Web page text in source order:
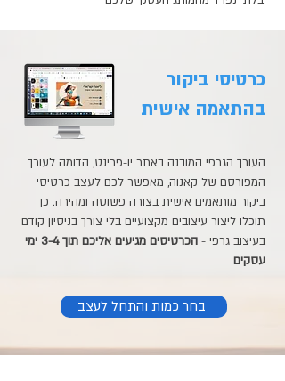
כרטיסי ביקור
בהתאמה אישית
העורך הגרפי המובנה באתר יו-פרינט, הדומה לעורך
המפורסם של קאנוה, מאפשר לכם לעצב כרטיסי
ביקור מותאמים אישית בצורה פשוטה ומהירה. כך
תוכלו ליצור עיצובים מקצועיים בלי צורך בניסיון קודם
בעיצוב גרפי -
הכרטיסים מגיעים אליכם תוך 3-4 ימי
עסקים
בחר כמות והתחל לעצב